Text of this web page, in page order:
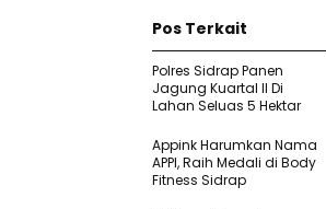
Pos Terkait
Polres Sidrap Panen
Jagung Kuartal II Di
Lahan Seluas 5 Hektar
Appink Harumkan Nama
APPI, Raih Medali di Body
Fitness Sidrap